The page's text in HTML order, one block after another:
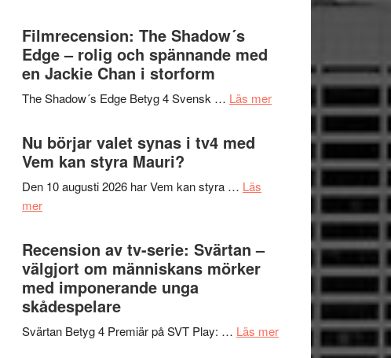
Scensommar
Artipelag
Malmöfestivalen
Filmrecension: The Shadow´s
Edge – rolig och spännande med
en Jackie Chan i storform
The Shadow´s Edge Betyg 4 Svensk … Läs merom
Filmrecension:
spännande
Chan
Nu börjar valet synas i tv4 med
Vem kan styra Mauri?
Den 10 augusti 2026 har Vem kan styra … Läs
merom
valet
synas
i
tv4
med
Recension av tv-serie: Svärtan –
välgjort om människans mörker
med imponerande unga
skådespelare
Svärtan Betyg 4 Premiär på SVT Play: … Läs merom
Recension